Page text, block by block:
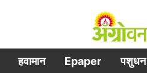
हवामान Epaper पशुधन